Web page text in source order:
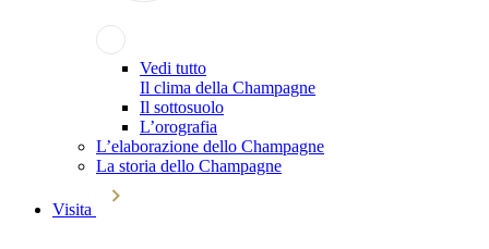
Vedi tutto
Il clima della Champagne
Il sottosuolo
L’orografia
L’elaborazione dello Champagne
La storia dello Champagne
Visita